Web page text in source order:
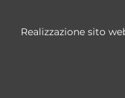
Realizzazione sito